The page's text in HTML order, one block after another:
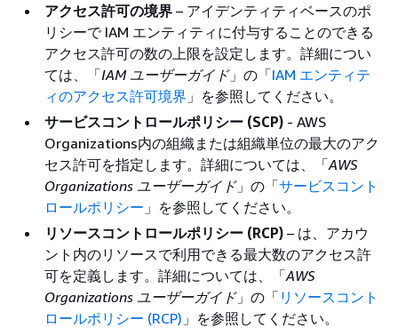
アクセス許可の境界 – アイデンティティベースのポ
リシーで IAM エンティティに付与することのできる
アクセス許可の数の上限を設定します。詳細につい
ては、「IAM ユーザーガイド」の「IAM エンティテ
ィのアクセス許可境界 」を参照してください。
サービスコントロールポリシー (SCP) - AWS
Organizations内の組織または組織単位の最大のアク
セス許可を指定します。詳細については、「AWS
Organizations ユーザーガイド」の「サービスコント
ロールポリシー 」を参照してください。
リソースコントロールポリシー (RCP) – は、アカウ
ント内のリソースで利用できる最大数のアクセス許
可を定義します。詳細については、「AWS
Organizations ユーザーガイド」の「 リソースコント
ロールポリシー (RCP) 」を参照してください。